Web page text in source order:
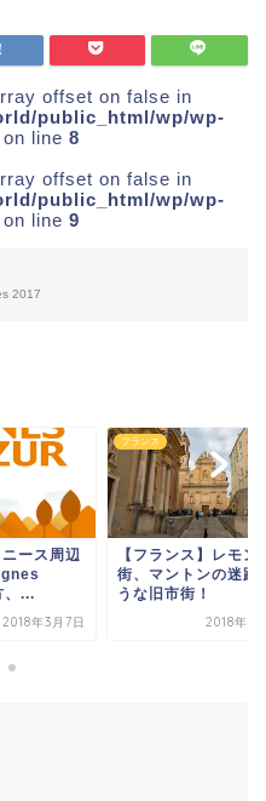
offset on false in
public_html/wp/wp-
on line 8
offset on false in
public_html/wp/wp-
on line 9
2017
ニース周辺
、...
2018年3月7日
フランス
【フランス】レモン
街、マントンの迷路
うな旧市街！
2018年3